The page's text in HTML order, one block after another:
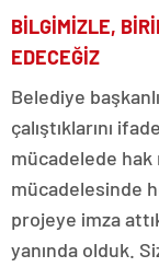
BİLGİMİZLE,
EDECEĞİZ
Belediye
çalıştıklarını
mücadelede
mücadelesinde
projeye imza
yanında olduk.